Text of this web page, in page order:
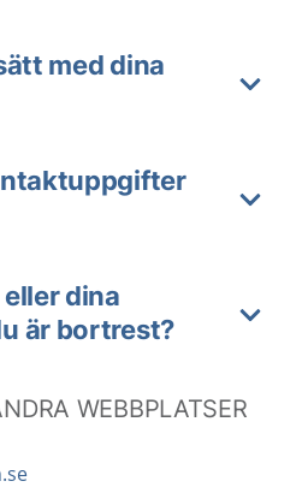
med dina
dina
är bortrest?
WEBBPLATSER